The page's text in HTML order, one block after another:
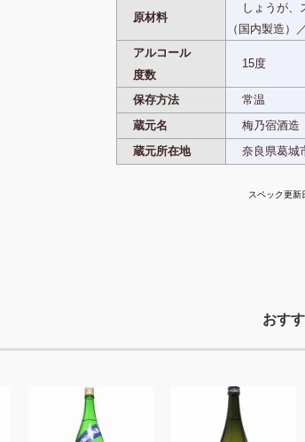
原材料
しょうが、
（国内製造）
アルコール
度数
15度
保存方法
常温
蔵元名
梅乃宿酒造
蔵元所在地
奈良県葛城
スペック更
おす